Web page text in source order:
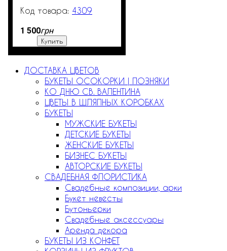
4309
1 500грн
Купить
ДОСТАВКА ЦВЕТОВ
БУКЕТЫ ОСОКОРКИ | ПОЗНЯКИ
КО ДНЮ СВ. ВАЛЕНТИНА
ЦВЕТЫ В ШЛЯПНЫХ КОРОБКАХ
БУКЕТЫ
МУЖСКИЕ БУКЕТЫ
ДЕТСКИЕ БУКЕТЫ
ЖЕНСКИЕ БУКЕТЫ
БИЗНЕС БУКЕТЫ
АВТОРСКИЕ БУКЕТЫ
СВАДЕБНАЯ ФЛОРИСТИКА
Свадебные композиции, арки
Букет невесты
Бутоньерки
Свадебные аксессуары
Аренда декора
БУКЕТЫ ИЗ КОНФЕТ